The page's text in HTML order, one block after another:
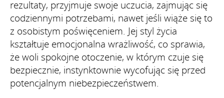
rezultaty, przyjmuje swoje uczucia, zajmując się
codziennymi potrzebami, nawet jeśli wiąże się to
z osobistym poświęceniem. Jej styl życia
kształtuje emocjonalna wrażliwość, co sprawia,
że woli spokojne otoczenie, w którym czuje się
bezpiecznie, instynktownie wycofując się przed
potencjalnym niebezpieczeństwem.